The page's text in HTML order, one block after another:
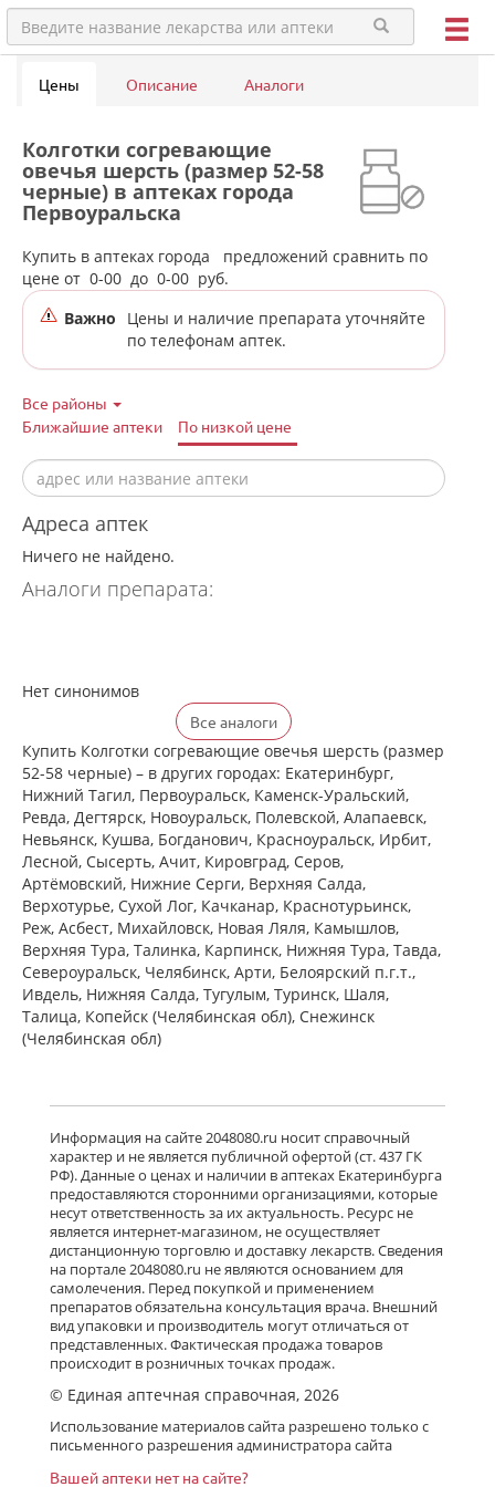
Цены Описание Аналоги
Колготки согревающие
овечья шерсть (размер 52-58
черные) в аптеках города
Первоуральска
Купить в аптеках города
предложений сравнить по
цене от 0-00 до 0-00 руб.
Важно
Цены и наличие препарата уточняйте
по телефонам аптек.
Все районы
Ближайшие аптеки
По низкой цене
Адреса аптек
Ничего не найдено.
Аналоги препарата:
Нет синонимов
Все аналоги
Купить Колготки согревающие овечья шерсть (размер
52-58 черные) – в других городах: Екатеринбург,
Нижний Тагил, Первоуральск, Каменск-Уральский,
Ревда, Дегтярск, Новоуральск, Полевской, Алапаевск,
Невьянск, Кушва, Богданович, Красноуральск, Ирбит,
Лесной, Сысерть, Ачит, Кировград, Серов,
Артёмовский, Нижние Cерги, Верхняя Салда,
Верхотурье, Сухой Лог, Качканар, Краснотурьинск,
Реж, Асбест, Михайловск, Новая Ляля, Камышлов,
Верхняя Тура, Талинка, Карпинск, Нижняя Тура, Тавда,
Североуральск, Челябинск, Арти, Белоярский п.г.т.,
Ивдель, Нижняя Салда, Тугулым, Туринск, Шаля,
Талица, Копейск (Челябинская обл), Снежинск
(Челябинская обл)
Информация на сайте 2048080.ru носит справочный
характер и не является публичной офертой (ст. 437 ГК
РФ). Данные о ценах и наличии в аптеках Екатеринбурга
предоставляются сторонними организациями, которые
несут ответственность за их актуальность. Ресурс не
является интернет-магазином, не осуществляет
дистанционную торговлю и доставку лекарств. Сведения
на портале 2048080.ru не являются основанием для
самолечения. Перед покупкой и применением
препаратов обязательна консультация врача. Внешний
вид упаковки и производитель могут отличаться от
представленных. Фактическая продажа товаров
происходит в розничных точках продаж.
© Единая аптечная справочная, 2026
Использование материалов сайта разрешено только с
письменного разрешения администратора сайта
Вашей аптеки нет на сайте?